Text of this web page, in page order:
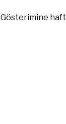
Gösterimine